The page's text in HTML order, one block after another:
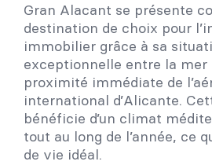
Gran Alacant se présente
destination de choix pour
immobilier grâce à sa
exceptionnelle entre la mer
proximité immédiate de
international d’Alicante.
bénéficie d’un climat
tout au long de l’année, ce
de vie idéal.